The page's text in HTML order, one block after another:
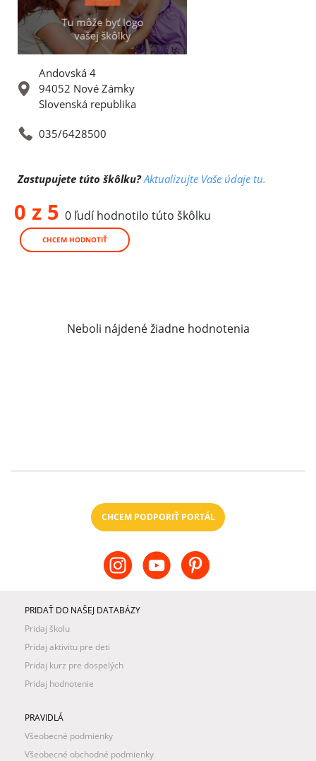
Andovská 4
94052 Nové Zámky
Slovenská republika
035/6428500
Zastupujete túto škôlku? Aktualizujte Vaše údaje tu.
0 z 5 0 ľudí hodnotilo túto škôlku
CHCEM HODNOTIŤ
Neboli nájdené žiadne hodnotenia
CHCEM PODPORIŤ PORTÁL
PRIDAŤ DO NAŠEJ DATABÁZY
Pridaj školu
Pridaj aktivitu pre deti
Pridaj kurz pre dospelých
Pridaj hodnotenie
PRAVIDLÁ
Všeobecné podmienky
Všeobecné obchodné podmienky